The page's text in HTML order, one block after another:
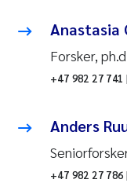
Anastasia
Forsker,
+47 982 27
Anders
+47 982 27